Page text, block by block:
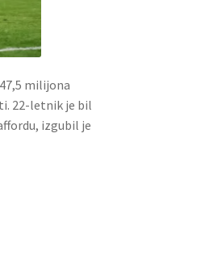
milijona
22-letnik je bil
izgubil je